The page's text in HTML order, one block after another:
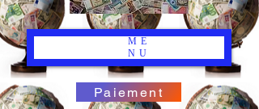
ME
NU
Paiement